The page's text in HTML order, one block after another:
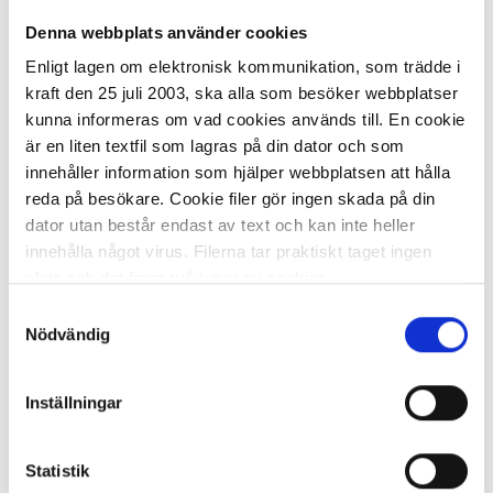
Denna webbplats använder cookies
Enligt lagen om elektronisk kommunikation, som trädde i
kraft den 25 juli 2003, ska alla som besöker webbplatser
kunna informeras om vad cookies används till. En cookie
är en liten textfil som lagras på din dator och som
innehåller information som hjälper webbplatsen att hålla
reda på besökare. Cookie filer gör ingen skada på din
dator utan består endast av text och kan inte heller
innehålla något virus. Filerna tar praktiskt taget ingen
Den ena typen sparar en fil permanent på din dator,
dessa används för att exempelvis kunna mäta hur du
som besökare rör dig på hemsidan. Detta enbart för att
kunna erbjuda besökaren bättre tjänster och service.
funktioner för detta. Informationen som sparas på din
Nödvändig
Inställningar
Statistik
61,58 kr/st
I lager 120 st ca 1-2 dagar
- +